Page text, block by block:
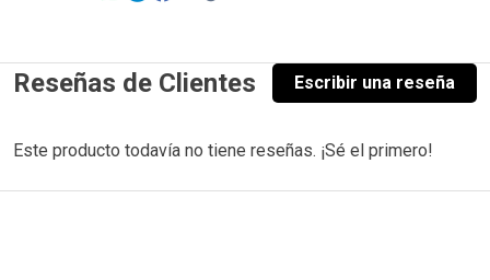
Reseñas de Clientes Escribir una reseña
Este producto todavía no tiene reseñas. ¡Sé el primero!